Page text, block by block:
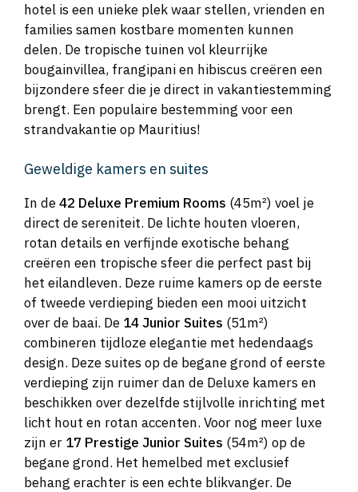
hotel is een unieke plek waar stellen, vrienden en
families samen kostbare momenten kunnen
delen. De tropische tuinen vol kleurrijke
bougainvillea, frangipani en hibiscus creëren een
bijzondere sfeer die je direct in vakantiestemming
brengt. Een populaire bestemming voor een
strandvakantie op Mauritius!
Geweldige kamers en suites
In de42 Deluxe Premium Rooms (45m²) voel je
direct de sereniteit. De lichte houten vloeren,
rotan details en verfijnde exotische behang
creëren een tropische sfeer die perfect past bij
het eilandleven. Deze ruime kamers op de eerste
of tweede verdieping bieden een mooi uitzicht
over de baai. De 14 Junior Suites (51m²)
combineren tijdloze elegantie met hedendaags
design. Deze suites op de begane grond of eerste
verdieping zijn ruimer dan de Deluxe kamers en
beschikken over dezelfde stijlvolle inrichting met
licht hout en rotan accenten. Voor nog meer luxe
zijn er 17 Prestige Junior Suites (54m²) op de
begane grond. Het hemelbed met exclusief
behang erachter is een echte blikvanger. De